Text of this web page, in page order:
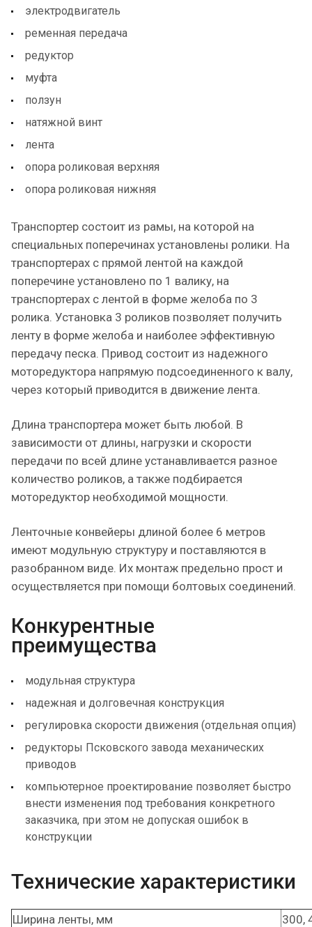
электродвигатель
ременная передача
редуктор
муфта
ползун
натяжной винт
лента
опора роликовая верхняя
опора роликовая нижняя
Транспортер состоит из рамы, на которой на
специальных поперечинах установлены ролики. На
транспортерах с прямой лентой на каждой
поперечине установлено по 1 валику, на
транспортерах с лентой в форме желоба по 3
ролика. Установка 3 роликов позволяет получить
ленту в форме желоба и наиболее эффективную
передачу песка. Привод состоит из надежного
моторедуктора напрямую подсоединенного к валу,
через который приводится в движение лента.
Длина транспортера может быть любой. В
зависимости от длины, нагрузки и скорости
передачи по всей длине устанавливается разное
количество роликов, а также подбирается
моторедуктор необходимой мощности.
Ленточные конвейеры длиной более 6 метров
имеют модульную структуру и поставляются в
разобранном виде. Их монтаж предельно прост и
осуществляется при помощи болтовых соединений.
Конкурентные
преимущества
модульная структура
надежная и долговечная конструкция
регулировка скорости движения (отдельная опция)
редукторы Псковского завода механических
приводов
компьютерное проектирование позволяет быстро
внести изменения под требования конкретного
заказчика, при этом не допуская ошибок в
конструкции
Технические характеристики
Ширина ленты, мм 300,